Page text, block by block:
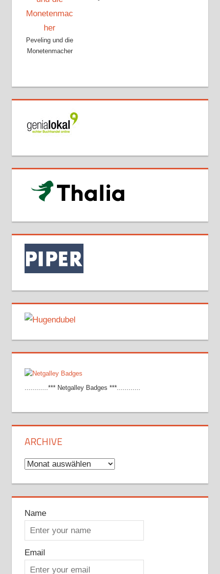
Peveling und die
Monetenmacher
............*** Netgalley Badges ***............
ARCHIVE
Archive
Name
Email